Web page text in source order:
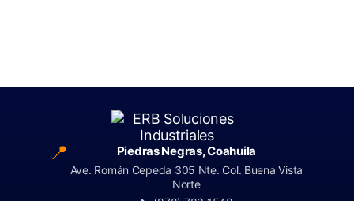
📍 Piedras Negras, Coahuila
Ave. Román Cepeda 305 Nte. Col. Buena Vista
Norte